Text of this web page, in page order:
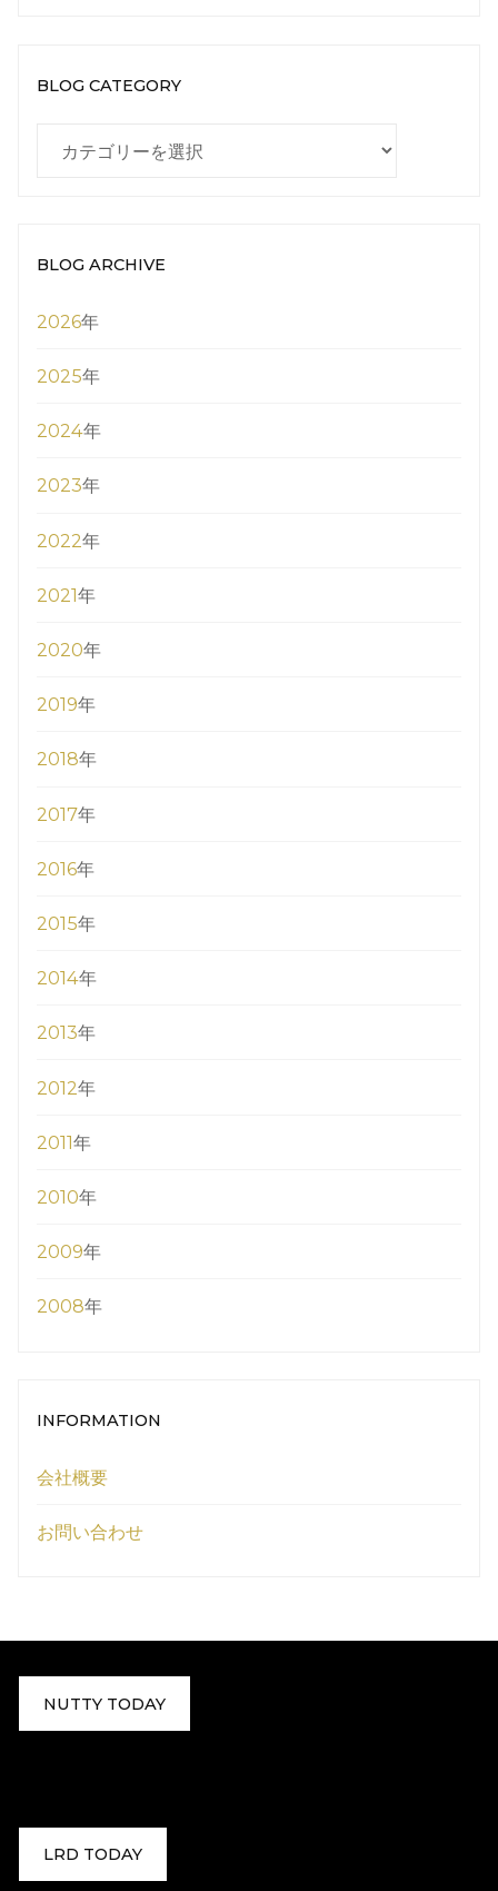
BLOG CATEGORY
BLOG ARCHIVE
2026年
2025年
2024年
2023年
2022年
2021年
2020年
2019年
2018年
2017年
2016年
2015年
2014年
2013年
2012年
2011年
2010年
2009年
2008年
INFORMATION
会社概要
お問い合わせ
NUTTY TODAY
LRD TODAY